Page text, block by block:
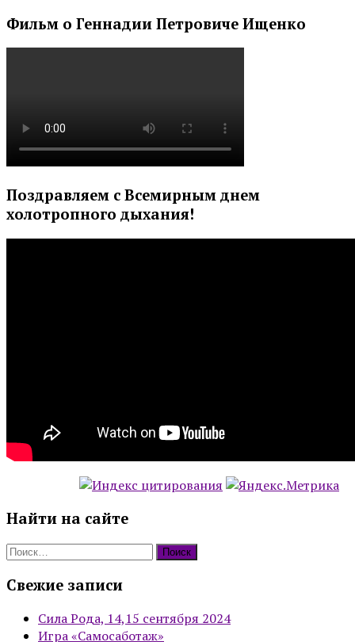
Фильм о Геннадии Петровиче Ищенко
Поздравляем с Всемирным днем
холотропного дыхания!
Найти на сайте
Найти:
Свежие записи
Сила Рода, 14,15 сентября 2024
Игра «Самосаботаж»